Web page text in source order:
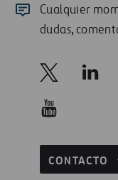
Cualquier
dudas,
CONTACTO